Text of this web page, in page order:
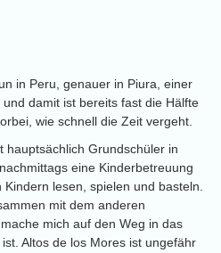
in Peru, genauer in Piura, einer
damit ist bereits fast die Hälfte
wie schnell die Zeit vergeht.
hauptsächlich Grundschüler in
eine Kinderbetreuung
lesen, spielen und basteln.
mit dem anderen
mich auf den Weg in das
Altos de los Mores ist ungefähr